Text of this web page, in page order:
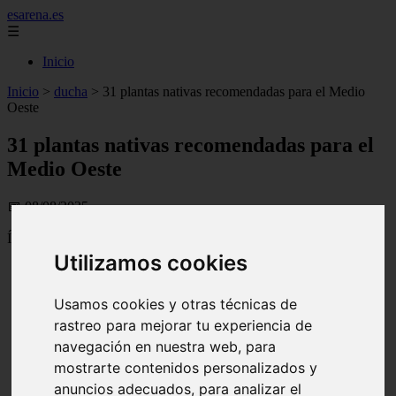
Utilizamos cookies
Usamos cookies y otras técnicas de
rastreo para mejorar tu experiencia de
navegación en nuestra web, para
mostrarte contenidos personalizados y
anuncios adecuados, para analizar el
esarena.es
☰
Inicio
Inicio > ducha > 31 plantas nativas recomendadas para el Medio
Oeste
31 plantas nativas recomendadas para el
Medio Oeste
📅 08/08/2025
Índice
31 plantas nativas recomendadas para el Medio Oeste
tupelo negro
arbol de tulipanes
roble blanco
ciruela salvaje